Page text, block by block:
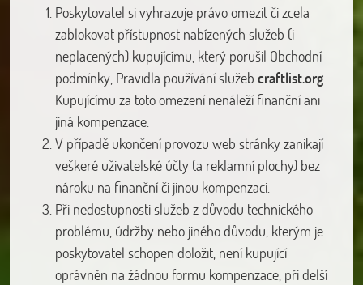
Poskytovatel si vyhrazuje právo omezit či zcela
zablokovat přístupnost nabízených služeb (i
neplacených) kupujícímu, který porušil Obchodní
podmínky, Pravidla používání služeb craftlist.org
Kupujícímu za toto omezení nenáleží finanční ani
jiná kompenzace.
V případě ukončení provozu web stránky zanikají
veškeré uživatelské účty (a reklamní plochy) bez
nároku na finanční či jinou kompenzaci.
Při nedostupnosti služeb z důvodu technického
problému, údržby nebo jiného důvodu, kterým je
poskytovatel schopen doložit, není kupující
oprávněn na žádnou formu kompenzace, při delší